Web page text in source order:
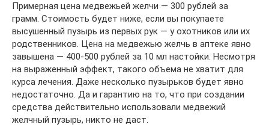
Примерная цена медвежьей желчи — 300 рублей за
грамм. Стоимость будет ниже, если вы покупаете
высушенный пузырь из первых рук — у охотников или их
родственников. Цена на медвежью желчь в аптеке явно
завышена — 400-500 рублей за 10 мл настойки. Несмотря
на выраженный эффект, такого объема не хватит для
курса лечения. Даже несколько пузырьков будет явно
недостаточно. Да и гарантию на то, что при создании
средства действительно использовали медвежий
желчный пузырь, никто не даст.